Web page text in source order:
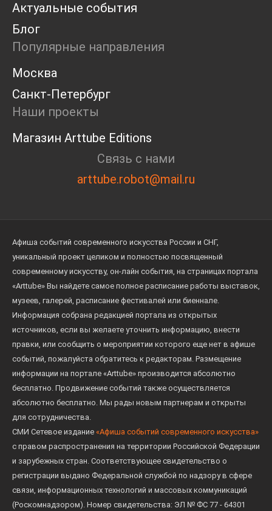
Open call
Экскурсия
Дискуссия
Cosmoscow 2024
Blazar 2024
Встречи
Круглый стол
Актуальные события
Блог
Популярные направления
Москва
Санкт-Петербург
Наши проекты
Магазин Arttube Editions
Связь с нами
arttube.robot@mail.ru
Афиша событий современного искусства России и СНГ,
уникальный проект целиком и полностью посвященный
современному искусству, он-лайн события, на страницах портала
«Arttube» Вы найдете самое полное расписание работы выставок,
музеев, галерей, расписание фестивалей или биеннале.
Информация собрана редакцией портала из открытых
источников, если вы желаете уточнить информацию, внести
правки, или сообщить о мероприятии которого еще нет в афише
событий, пожалуйста обратитесь к редакторам. Размещение
информации на портале «Arttube» производится абсолютно
бесплатно. Продвижение событий также осуществляется
абсолютно бесплатно. Мы рады новым партнерам и открыты
для сотрудничества.
СМИ Сетевое издание «Афиша событий современного искусства»
с правом распространения на территории Российской Федерации
и зарубежных стран. Соответствующее свидетельство о
регистрации выдано Федеральной службой по надзору в сфере
связи, информационных технологий и массовых коммуникаций
(Роскомнадзором). Номер свидетельства: ЭЛ № ФС 77 - 64301